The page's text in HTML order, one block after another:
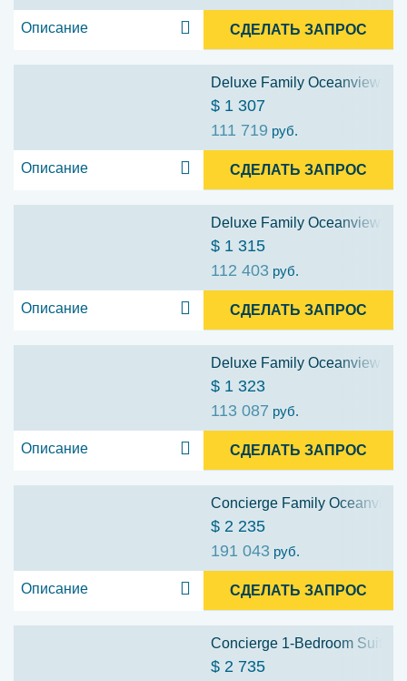
Описание СДЕЛАТЬ ЗАПРОС
Deluxe Family Oceanview
$ 1 307
111 719 руб.
Описание СДЕЛАТЬ ЗАПРОС
Deluxe Family Oceanview
$ 1 315
112 403 руб.
Описание СДЕЛАТЬ ЗАПРОС
Deluxe Family Oceanview
$ 1 323
113 087 руб.
Описание СДЕЛАТЬ ЗАПРОС
Concierge Family Oceanview
$ 2 235
191 043 руб.
Описание СДЕЛАТЬ ЗАПРОС
Concierge 1-Bedroom Suite
$ 2 735